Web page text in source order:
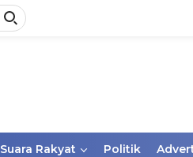
Suara Rakyat Politik